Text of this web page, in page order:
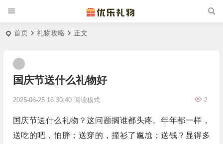
首页 礼物攻略 正文
国庆节送什么礼物好
2025-06-25 16:30:40 2
阅读模式
国庆节送什么礼物？这问题搁谁都头疼。年年都一样，
送吃的吧，怕胖；送穿的，撞衫了尴尬；送钱？显得多